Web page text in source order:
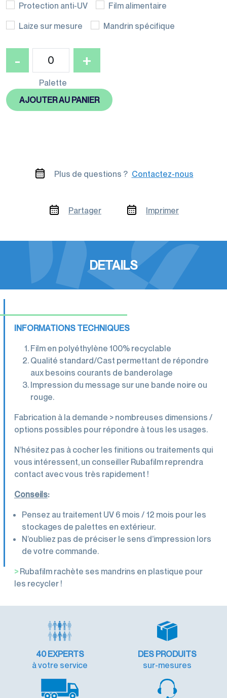
Gamme éco-
Protection anti-UV
Film alimentaire
Laize sur mesure
Mandrin spécifique
de
étirable
machine
imprimé
- +
Palette
AJOUTER AU PANIER
Plus de questions ? Contactez-nous
Partager Imprimer
DETAILS
INFORMATIONS TECHNIQUES
Film en polyéthylène 100% recyclable
Qualité standard/Cast permettant de répondre
aux besoins courants de banderolage
Impression du message sur une bande noire ou
rouge.
Fabrication à la demande > nombreuses dimensions /
options possibles pour répondre à tous les usages.
N’hésitez pas à cocher les finitions ou traitements qui
vous intéressent, un conseiller Rubafilm reprendra
contact avec vous très rapidement !
Conseils:
Pensez au traitement UV 6 mois / 12 mois pour les
stockages de palettes en extérieur.
N’oubliez pas de préciser le sens d’impression lors
de votre commande.
> Rubafilm rachète ses mandrins en plastique pour
les recycler !
40 EXPERTS
à votre service
DES PRODUITS
sur-mesures